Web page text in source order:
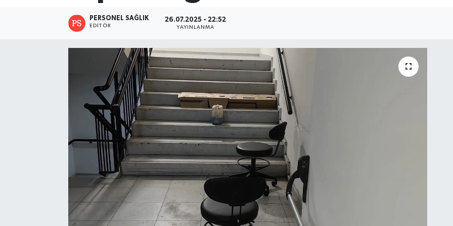
PERSONEL SAĞLIK
EDITÖR
26.07.2025 - 22:52
YAYINLANMA